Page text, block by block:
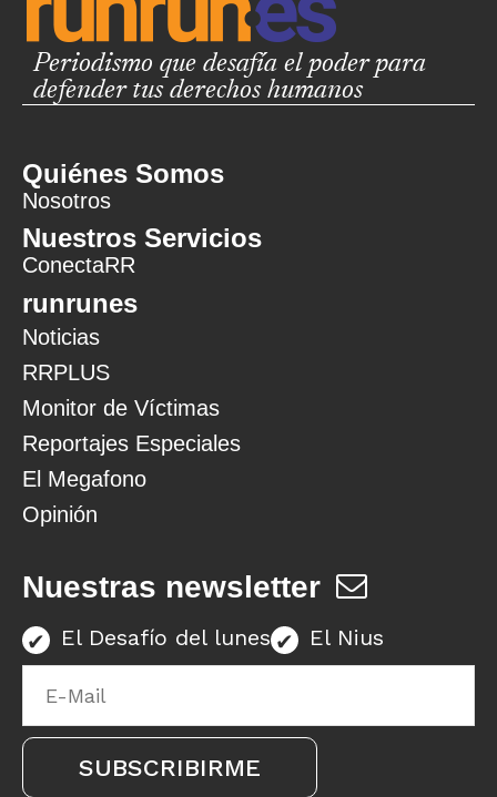
Periodismo que desafía el poder para
defender tus derechos humanos
Quiénes Somos
Nosotros
Nuestros Servicios
ConectaRR
runrunes
Noticias
RRPLUS
Monitor de Víctimas
Reportajes Especiales
El Megafono
Opinión
Nuestras newsletter
El Desafío del lunes El Nius